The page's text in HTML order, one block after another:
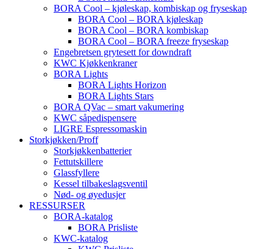
BORA Cool – kjøleskap, kombiskap og fryseskap
BORA Cool – BORA kjøleskap
BORA Cool – BORA kombiskap
BORA Cool – BORA freeze fryseskap
Engebretsen grytesett for downdraft
KWC Kjøkkenkraner
BORA Lights
BORA Lights Horizon
BORA Lights Stars
BORA QVac – smart vakumering
KWC såpedispensere
LIGRE Espressomaskin
Storkjøkken/Proff
Storkjøkkenbatterier
Fettutskillere
Glassfyllere
Kessel tilbakeslagsventil
Nød- og øyedusjer
RESSURSER
BORA-katalog
BORA Prisliste
KWC-katalog